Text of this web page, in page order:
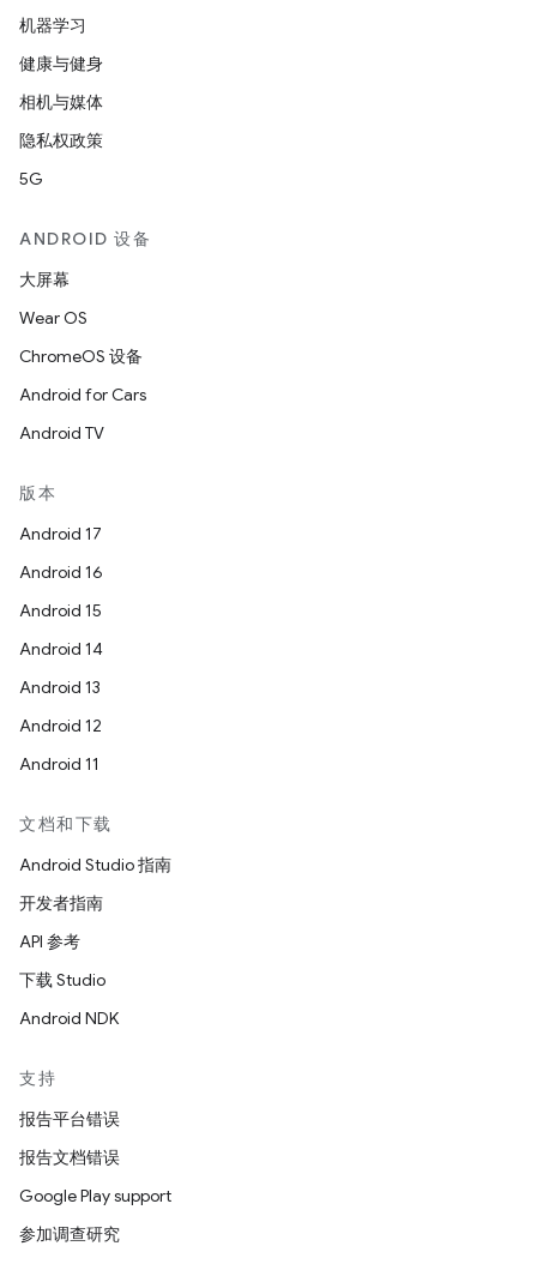
机器学习
健康与健身
相机与媒体
隐私权政策
5G
ANDROID 设备
大屏幕
Wear OS
ChromeOS 设备
Android for Cars
Android TV
版本
Android 17
Android 16
Android 15
Android 14
Android 13
Android 12
Android 11
文档和下载
Android Studio 指南
开发者指南
API 参考
下载 Studio
Android NDK
支持
报告平台错误
报告文档错误
Google Play support
参加调查研究